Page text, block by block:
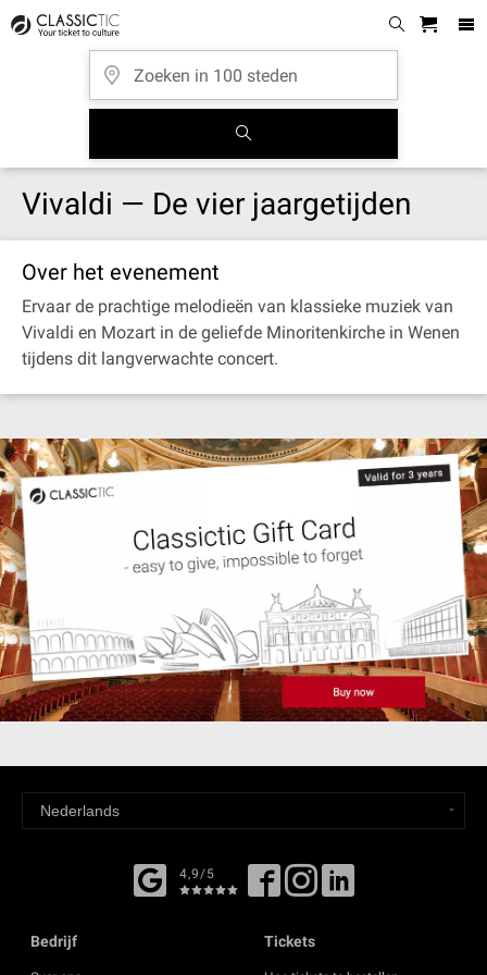
Vivaldi — De vier jaargetijden
Over het evenement
Ervaar de prachtige melodieën van klassieke muziek van
Vivaldi en Mozart in de geliefde Minoritenkirche in Wenen
tijdens dit langverwachte concert.
4,9/5
Bedrijf Tickets